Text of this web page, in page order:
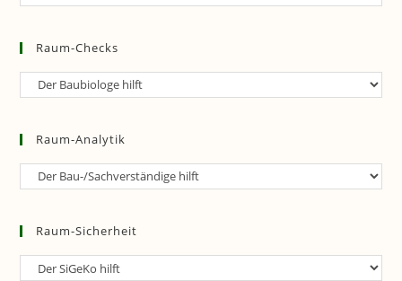
Raum-Checks
Raum-
Raum-Analytik
Raum-
Raum-Sicherheit
Raum-